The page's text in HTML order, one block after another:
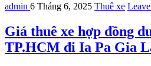
admin 6 Tháng 6, 2025 Thuê xe
Giá thuê xe hợp đồng
TP.HCM đi Ia Pa Gia